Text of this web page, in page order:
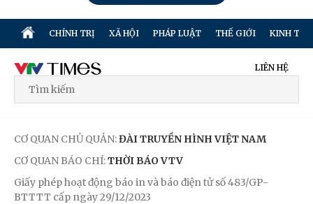
CHÍNH TRỊ XÃ HỘI PHÁP LUẬT THẾ GIỚI KINH TẾ
LIÊN HỆ
CƠ QUAN CHỦ QUẢN:ĐÀI TRUYỀN HÌNH VIỆT NAM
CƠ QUAN BÁO CHÍ:THỜI BÁO VTV
Giấy phép hoạt động báo in và báo điện tử số 483/GP-
BTTTT cấp ngày 29/12/2023